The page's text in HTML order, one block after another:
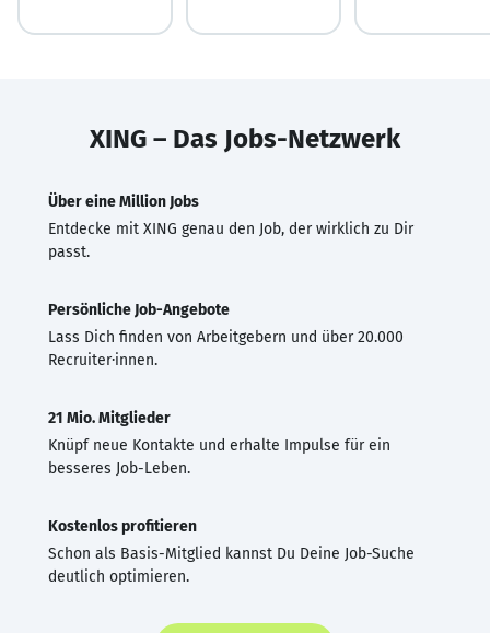
XING – Das Jobs-Netzwerk
Über eine Million Jobs
Entdecke mit XING genau den Job, der wirklich zu Dir
passt.
Persönliche Job-Angebote
Lass Dich finden von Arbeitgebern und über 20.000
Recruiter·innen.
21 Mio. Mitglieder
Knüpf neue Kontakte und erhalte Impulse für ein
besseres Job-Leben.
Kostenlos profitieren
Schon als Basis-Mitglied kannst Du Deine Job-Suche
deutlich optimieren.